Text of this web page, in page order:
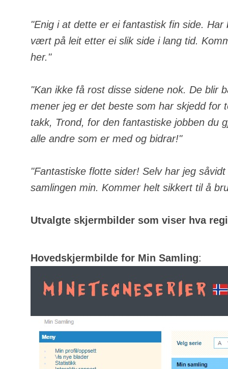
"Enig i at dette er ei fantastisk fin side.
vært på leit etter ei slik side i lang tid.
her."
"Kan ikke få rost disse sidene nok. De blir
mener jeg er det beste som har skjedd for
takk, Trond, for den fantastiske jobben du
alle andre som er med og bidrar!"
"Fantastiske flotte sider! Selv har jeg
samlingen min. Kommer helt sikkert til å
Utvalgte skjermbilder som viser hva
Hovedskjermbilde for Min Samling: